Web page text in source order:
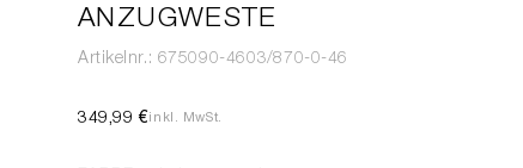
ANZUGWESTE
Artikelnr.: 675090-4603/870-0-46
349,99 €inkl. MwSt.